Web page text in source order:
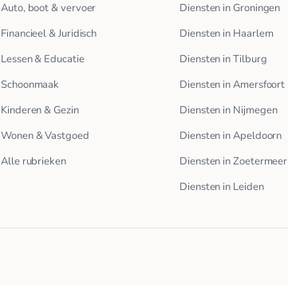
Auto, boot & vervoer
Financieel & Juridisch
Lessen & Educatie
Schoonmaak
Kinderen & Gezin
Wonen & Vastgoed
Alle rubrieken
Diensten in Groningen
Diensten in Haarlem
Diensten in Tilburg
Diensten in Amersfoort
Diensten in Nijmegen
Diensten in Apeldoorn
Diensten in Zoetermeer
Diensten in Leiden